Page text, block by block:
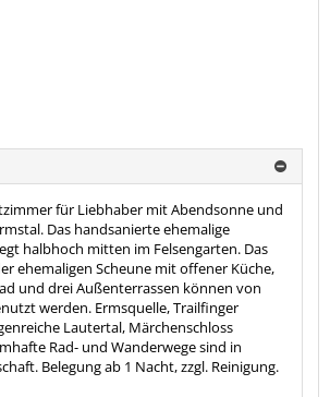
für Liebhaber mit Abendsonne und
Das handsanierte ehemalige
halbhoch mitten im Felsengarten. Das
ehemaligen Scheune mit offener Küche,
und drei Außenterrassen können von
werden. Ermsquelle, Trailfinger
Lautertal, Märchenschloss
Rad- und Wanderwege sind in
Belegung ab 1 Nacht, zzgl. Reinigung.